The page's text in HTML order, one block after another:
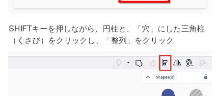
SHIFTキーを押しながら、円柱と、「穴」にした三角柱
（くさび）をクリックし、「整列」をクリック